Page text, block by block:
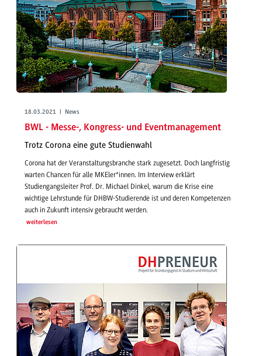
18.03.2021 | News
BWL - Messe-, Kongress- und Eventmanagement
Trotz Corona eine gute Studienwahl
Corona hat der Veranstaltungsbranche stark zugesetzt. Doch langfristig
warten Chancen für alle MKEler*innen. Im Interview erklärt
Studiengangsleiter Prof. Dr. Michael Dinkel, warum die Krise eine
wichtige Lehrstunde für DHBW-Studierende ist und deren Kompetenzen
auch in Zukunft intensiv gebraucht werden.
weiterlesen